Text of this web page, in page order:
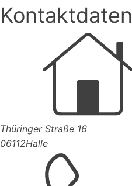
Kontaktdaten
Thüringer Straße 16
06112Halle